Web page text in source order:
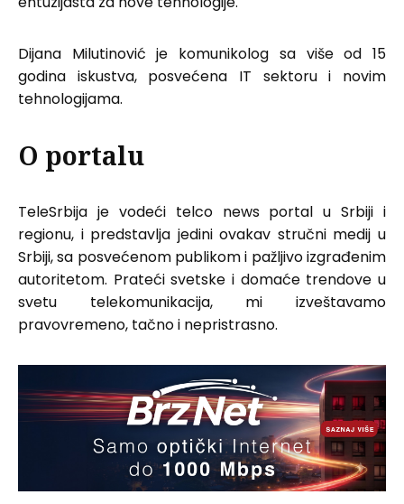
Dijana Milutinović je komunikolog sa više od 15
godina iskustva, posvećena IT sektoru i novim
tehnologijama.
O portalu
TeleSrbija je vodeći telco news portal u Srbiji i
regionu, i predstavlja jedini ovakav stručni medij u
Srbiji, sa posvećenom publikom i pažljivo izgrađenim
autoritetom. Prateći svetske i domaće trendove u
svetu telekomunikacija, mi izveštavamo
pravovremeno, tačno i nepristrasno.